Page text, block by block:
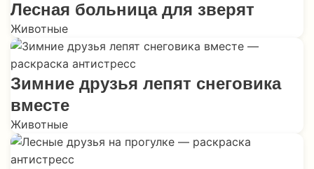
Лесная больница для зверят
Животные
Зимние друзья лепят снеговика
вместе
Животные